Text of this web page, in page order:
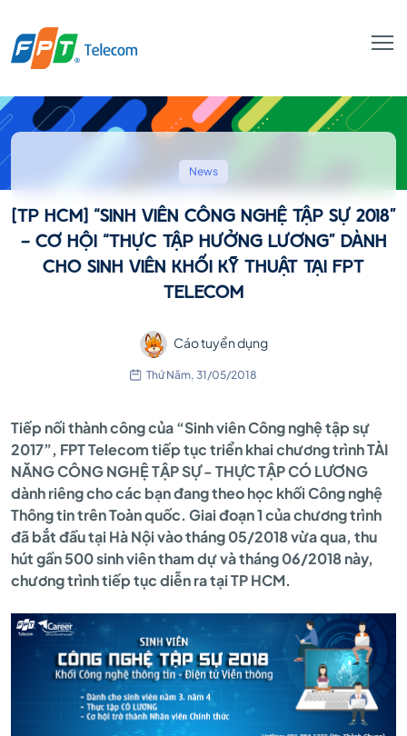
[TP
HCM]
“SINH
CÔNG
NGHỆ
TẬP
SỰ
2018”
News
[TP HCM] “SINH VIÊN CÔNG NGHỆ TẬP SỰ 2018”
- CƠ HỘI “THỰC TẬP HƯỞNG LƯƠNG” DÀNH
CHO SINH VIÊN KHỐI KỸ THUẬT TẠI FPT
TELECOM
Cáo tuyển dụng
Thứ Năm, 31/05/2018
Tiếp nối thành công của “Sinh viên Công nghệ tập sự
2017”, FPT Telecom tiếp tục triển khai chương trình TÀI
NĂNG CÔNG NGHỆ TẬP SỰ - THỰC TẬP CÓ LƯƠNG
dành riêng cho các bạn đang theo học khối Công nghệ
Thông tin trên Toàn quốc. Giai đoạn 1 của chương trình
đã bắt đầu tại Hà Nội vào tháng 05/2018 vừa qua, thu
hút gần 500 sinh viên tham dự và tháng 06/2018 này,
chương trình tiếp tục diễn ra tại TP HCM.